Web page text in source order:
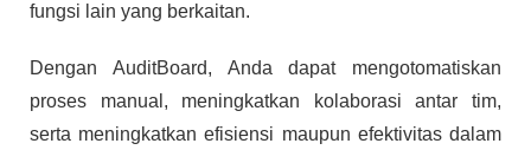
fungsi lain yang berkaitan.
Dengan AuditBoard, Anda dapat mengotomatiskan
proses manual, meningkatkan kolaborasi antar tim,
serta meningkatkan efisiensi maupun efektivitas dalam